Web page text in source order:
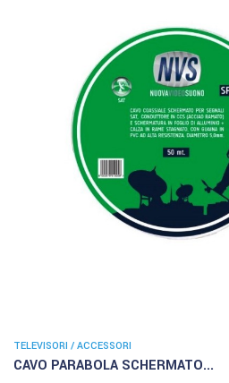
TELEVISORI / ACCESSORI
CAVO PARABOLA SCHERMATO...